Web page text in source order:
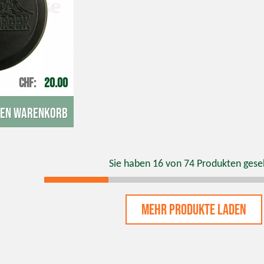
CHF 20.00
Warenkorb
Sie haben 16von 74Produkten
Mehr Produkte laden